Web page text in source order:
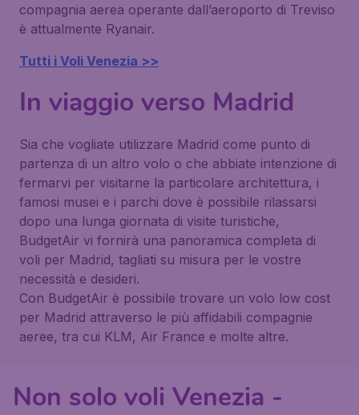
compagnia aerea operante dall’aeroporto di Treviso
è attualmente Ryanair.
Tutti i Voli Venezia >>
In viaggio verso Madrid
Sia che vogliate utilizzare Madrid come punto di
partenza di un altro volo o che abbiate intenzione di
fermarvi per visitarne la particolare architettura, i
famosi musei e i parchi dove è possibile rilassarsi
dopo una lunga giornata di visite turistiche,
BudgetAir vi fornirà una panoramica completa di
voli per Madrid, tagliati su misura per le vostre
necessità e desideri.
Con BudgetAir è possibile trovare un volo low cost
per Madrid attraverso le più affidabili compagnie
aeree, tra cui KLM, Air France e molte altre.
Non solo voli Venezia -